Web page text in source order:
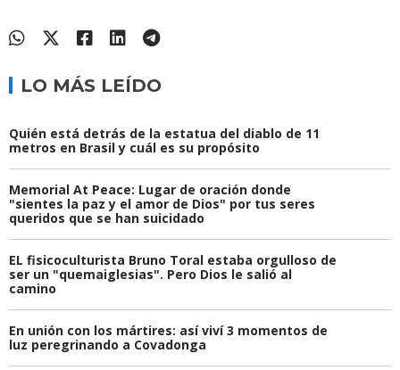
LO MÁS LEÍDO
Quién está detrás de la estatua del diablo de 11
metros en Brasil y cuál es su propósito
Memorial At Peace: Lugar de oración donde
"sientes la paz y el amor de Dios" por tus seres
queridos que se han suicidado
EL fisicoculturista Bruno Toral estaba orgulloso de
ser un "quemaiglesias". Pero Dios le salió al
camino
En unión con los mártires: así viví 3 momentos de
luz peregrinando a Covadonga